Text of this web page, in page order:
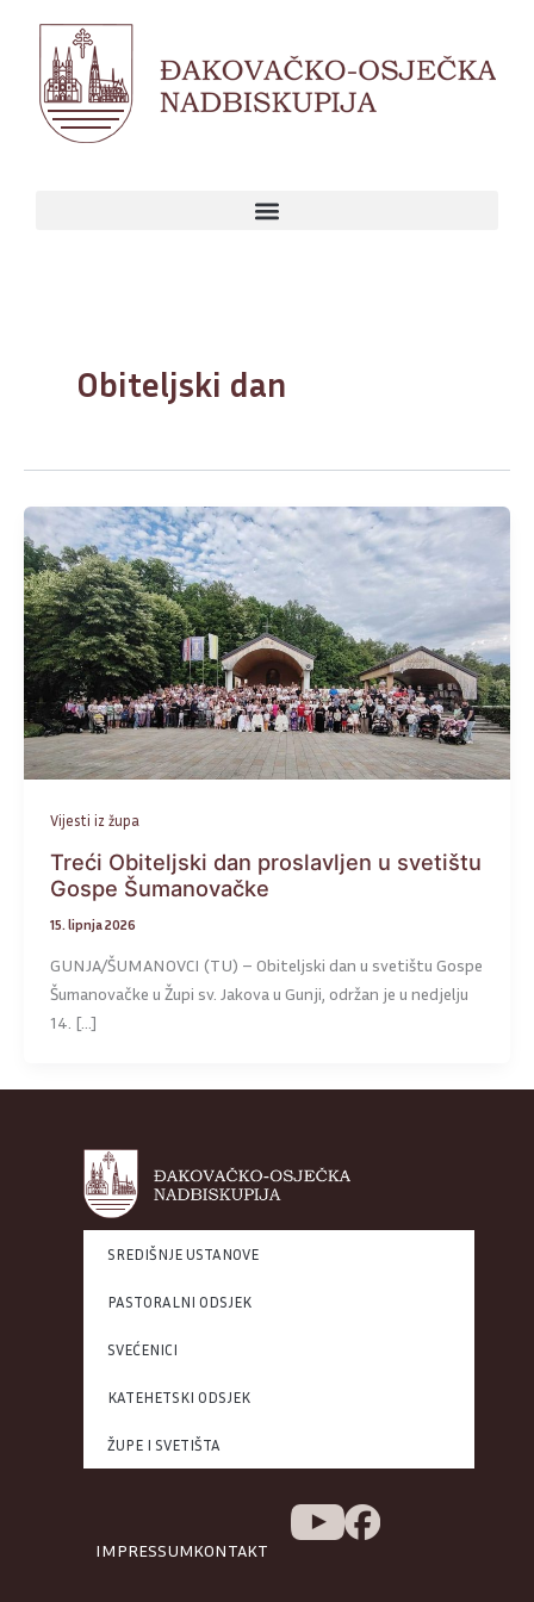
content
Obiteljski dan
Vijesti iz župa
Treći Obiteljski dan proslavljen u svetištu
Gospe Šumanovačke
15. lipnja 2026
GUNJA/ŠUMANOVCI (TU) – Obiteljski dan u svetištu Gospe
Šumanovačke u Župi sv. Jakova u Gunji, održan je u nedjelju
14. […]
SREDIŠNJE USTANOVE
PASTORALNI ODSJEK
SVEĆENICI
KATEHETSKI ODSJEK
ŽUPE I SVETIŠTA
IMPRESSUMKONTAKT